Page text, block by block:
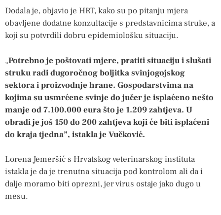
Dodala je, objavio je HRT, kako su po pitanju mjera
obavljene dodatne konzultacije s predstavnicima struke, a
koji su potvrdili dobru epidemiološku situaciju.
„Potrebno je poštovati mjere, pratiti situaciju i slušati
struku radi dugoročnog boljitka svinjogojskog
sektora i proizvodnje hrane. Gospodarstvima na
kojima su usmrćene svinje do jučer je isplaćeno nešto
manje od 7.100.000 eura što je 1.209 zahtjeva. U
obradi je još 150 do 200 zahtjeva koji će biti isplaćeni
do kraja tjedna”, istakla je Vučković.
Lorena Jemeršić s Hrvatskog veterinarskog instituta
istakla je da je trenutna situacija pod kontrolom ali da i
dalje moramo biti oprezni, jer virus ostaje jako dugo u
mesu.